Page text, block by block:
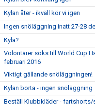
Kylan åter - ikväll kör vi igen
Ingen snöläggning inatt 27-28
Kyla?
Volontärer söks till World Cup
februari 2016
Viktigt gällande snöläggningen!
Kylan borta - ingen snöläggning
Beställ Klubbkläder -